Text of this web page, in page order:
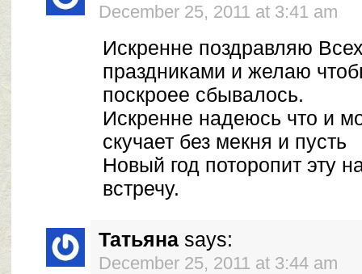
December 25, 2011 at 3:41 am
Искренне поздравляю
праздниками и желаю
поскроее сбывалось.
Искренне надеюсь что и
скучает без мекня и пусть
Новый год поторопит эту
встречу.
Татьяна says:
December 25, 2011 at 3:44 am